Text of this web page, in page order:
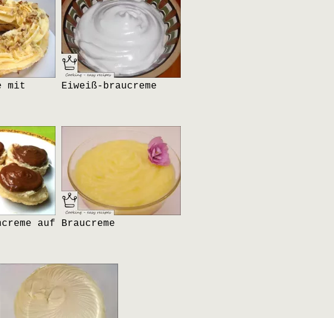
mit
Eiweiß-braucreme
auf
Braucreme